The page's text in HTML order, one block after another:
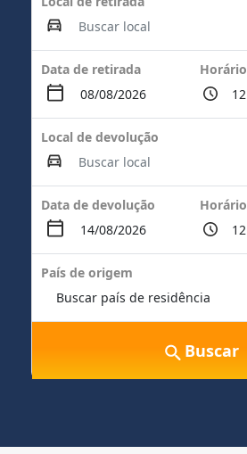
Data de retirada Horário
Local de devolução
Data de devolução Horário
País de origem
Buscar